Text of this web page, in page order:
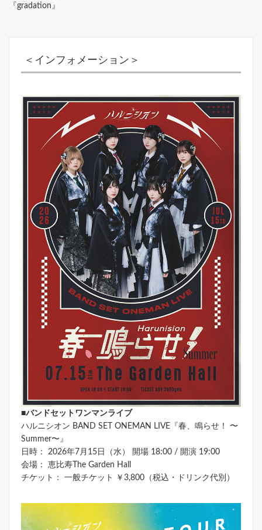
『gradation』
＜インフォメーション＞
■バンドセットワンマンライブ
ハルニシオン BAND SET ONEMAN LIVE『春、鳴らせ！ 〜
Summer〜』
日時： 2026年7月15日（水） 開場 18:00 / 開演 19:00
会場： 恵比寿The Garden Hall
チケット： 一般チケット ￥3,800（税込・ドリンク代別）